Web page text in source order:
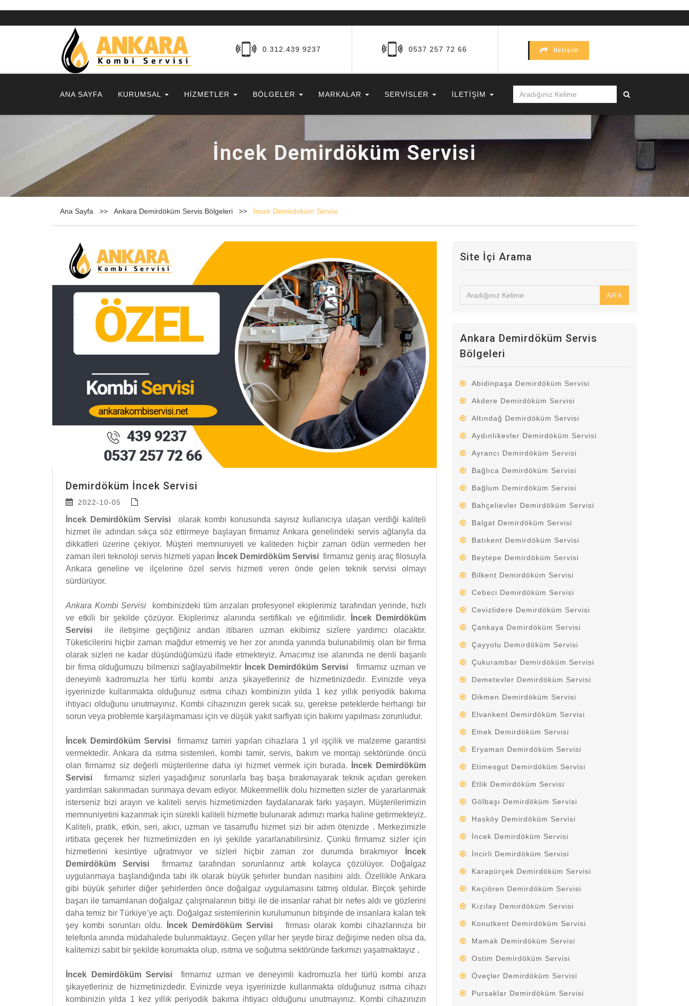
0.312.439 9237 0537 257 72 66 İletişim
ANA SAYFA KURUMSAL HİZMETLER BÖLGELER MARKALAR SERVİSLER İLETİŞİM
İncek Demirdöküm Servisi
Ana Sayfa Ankara Demirdöküm Servis Bölgeleri İncek Demirdöküm Servisi
Demirdöküm İncek Servisi
2022-10-05
İncek Demirdöküm Servisi olarak kombi konusunda sayısız kullanıcıya ulaşan verdiği kaliteli
hizmet ile adından sıkça söz ettirmeye başlayan firmamız Ankara genelindeki servis ağlarıyla da
dikkatleri üzerine çekiyor. Müşteri memnuniyeti ve kaliteden hiçbir zaman ödün vermeden her
zaman ileri teknoloji servis hizmeti yapan İncek Demirdöküm Servisi firmamız geniş araç filosuyla
Ankara geneline ve ilçelerine özel servis hizmeti veren önde gelen teknik servisi olmayı
sürdürüyor.
Ankara Kombi Servisi
kombinizdeki tüm arızaları profesyonel ekiplerimiz tarafından yerinde, hızlı
ve etkili bir şekilde çözüyor. Ekiplerimiz alanında sertifikalı ve eğitimlidir.
İncek Demirdöküm
Servisi ile iletişime geçtiğiniz andan itibaren uzman ekibimiz sizlere yardımcı olacaktır.
Tüketicilerini hiçbir zaman mağdur etmemiş ve her zor anında yanında bulunabilmiş olan bir firma
olarak sizleri ne kadar düşündüğümüzü ifade etmekteyiz. Amacımız ise alanında ne denli başarılı
bir firma olduğumuzu bilmenizi sağlayabilmektir
İncek Demirdöküm Servisi
firmamız uzman ve
deneyimli kadromuzla her türlü kombi arıza şikayetleriniz de hizmetinizdedir. Evinizde veya
işyerinizde kullanmakta olduğunuz ısıtma cihazı kombinizin yılda 1 kez yıllık periyodik bakıma
ihtiyacı olduğunu unutmayınız. Kombi cihazınızın gerek sıcak su, gerekse peteklerde herhangi bir
sorun veya problemle karşılaşmaması için ve düşük yakıt sarfiyatı için bakımı yapılması zorunludur.
İncek Demirdöküm Servisifirmamız tamiri yapılan cihazlara 1 yıl işçilik ve malzeme garantisi
vermektedir. Ankara da ısıtma sistemleri, kombi tamir, servis, bakım ve montajı sektöründe öncü
olan firmamız siz değerli müşterilerine daha iyi hizmet vermek için burada.
İncek Demirdöküm
Servisi firmamız sizleri yaşadığınız sorunlarla baş başa bırakmayarak teknik açıdan gereken
yardımları sakınmadan sunmaya devam ediyor. Mükemmellik dolu hizmetten sizler de yararlanmak
isterseniz bizi arayın ve kaliteli servis hizmetimizden faydalanarak farkı yaşayın. Müşterilerimizin
memnuniyetini kazanmak için sürekli kaliteli hizmette bulunarak adımızı marka haline getirmekteyiz.
Kaliteli, pratik, etkin, seri, akıcı, uzman ve tasarruflu hizmet sizi bir adım ötenizde . Merkezimizle
irtibata geçerek her hizmetimizden en iyi şekilde yararlanabilirsiniz. Çünkü firmamız sizler için
hizmetlerini kesintiye uğratmıyor ve sizleri hiçbir zaman zor durumda bırakmıyor
İncek
Demirdöküm Servisi
firmamız tarafından sorunlarınız artık kolayca çözülüyor. Doğalgaz
uygulanmaya başlandığında tabi ilk olarak büyük şehirler bundan nasibini aldı. Özellikle Ankara
gibi büyük şehirler diğer şehirlerden önce doğalgaz uygulamasını tatmış oldular. Birçok şehirde
başarı ile tamamlanan doğalgaz çalışmalarının bitişi ile de insanlar rahat bir nefes aldı ve gözlerini
daha temiz bir Türkiye’ye açtı. Doğalgaz sistemlerinin kurulumunun bitişinde de insanlara kalan tek
şey kombi sorunları oldu.
İncek Demirdöküm Servisi firması olarak kombi cihazlarınıza bir
telefonla anında müdahalede bulunmaktayız. Geçen yıllar her şeyde biraz değişime neden olsa da,
kalitemizi sabit bir şekilde korumakta olup, ısıtma ve soğutma sektöründe farkımızı yaşatmaktayız .
İncek Demirdöküm Servisifirmamız uzman ve deneyimli kadromuzla her türlü kombi arıza
şikayetleriniz de hizmetinizdedir. Evinizde veya işyerinizde kullanmakta olduğunuz ısıtma cihazı
kombinizin yılda 1 kez yıllık periyodik bakıma ihtiyacı olduğunu unutmayınız. Kombi cihazınızın
Site İçi Arama
ARA
Ankara Demirdöküm Servis
Bölgeleri
Abidinpaşa Demirdöküm Servisi
Akdere Demirdöküm Servisi
Altındağ Demirdöküm Servisi
Aydınlıkevler Demirdöküm Servisi
Ayrancı Demirdöküm Servisi
Bağlıca Demirdöküm Servisi
Bağlum Demirdöküm Servisi
Bahçelievler Demirdöküm Servisi
Balgat Demirdöküm Servisi
Batıkent Demirdöküm Servisi
Beytepe Demirdöküm Servisi
Bilkent Demirdöküm Servisi
Cebeci Demirdöküm Servisi
Cevizlidere Demirdöküm Servisi
Çankaya Demirdöküm Servisi
Çayyolu Demirdöküm Servisi
Çukurambar Demirdöküm Servisi
Demetevler Demirdöküm Servisi
Dikmen Demirdöküm Servisi
Elvankent Demirdöküm Servisi
Emek Demirdöküm Servisi
Eryaman Demirdöküm Servisi
Etimesgut Demirdöküm Servisi
Etlik Demirdöküm Servisi
Gölbaşı Demirdöküm Servisi
Hasköy Demirdöküm Servisi
İncek Demirdöküm Servisi
İncirli Demirdöküm Servisi
Karapürçek Demirdöküm Servisi
Keçiören Demirdöküm Servisi
Kızılay Demirdöküm Servisi
Konutkent Demirdöküm Servisi
Mamak Demirdöküm Servisi
Ostim Demirdöküm Servisi
Öveçler Demirdöküm Servisi
Pursaklar Demirdöküm Servisi